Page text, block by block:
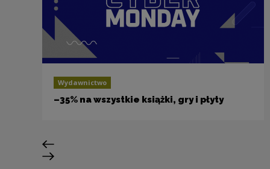
Wydawnictwo
–35% na wszystkie książki, gry i płyty
Previous slide
Next slide